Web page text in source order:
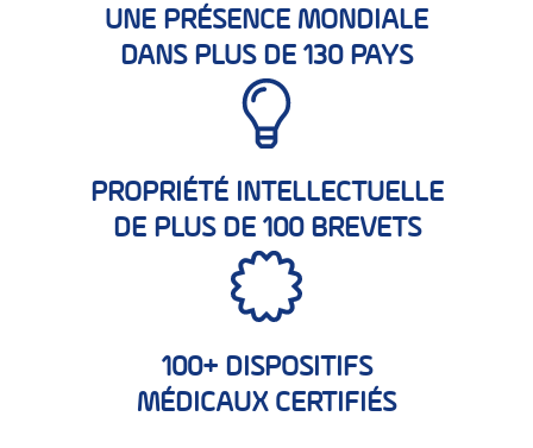
UNE PRÉSENCE MONDIALE
DANS PLUS DE 130 PAYS
PROPRIÉTÉ INTELLECTUELLE
DE PLUS DE 100 BREVETS
100+ DISPOSITIFS
MÉDICAUX CERTIFIÉS